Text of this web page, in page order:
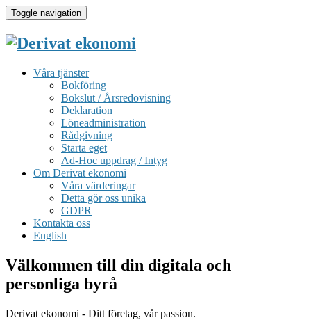
Toggle navigation
Våra tjänster
Bokföring
Bokslut / Årsredovisning
Deklaration
Löneadministration
Rådgivning
Starta eget
Ad-Hoc uppdrag / Intyg
Om Derivat ekonomi
Våra värderingar
Detta gör oss unika
GDPR
Kontakta oss
English
Välkommen till din digitala och
personliga byrå
Derivat ekonomi - Ditt företag, vår passion.